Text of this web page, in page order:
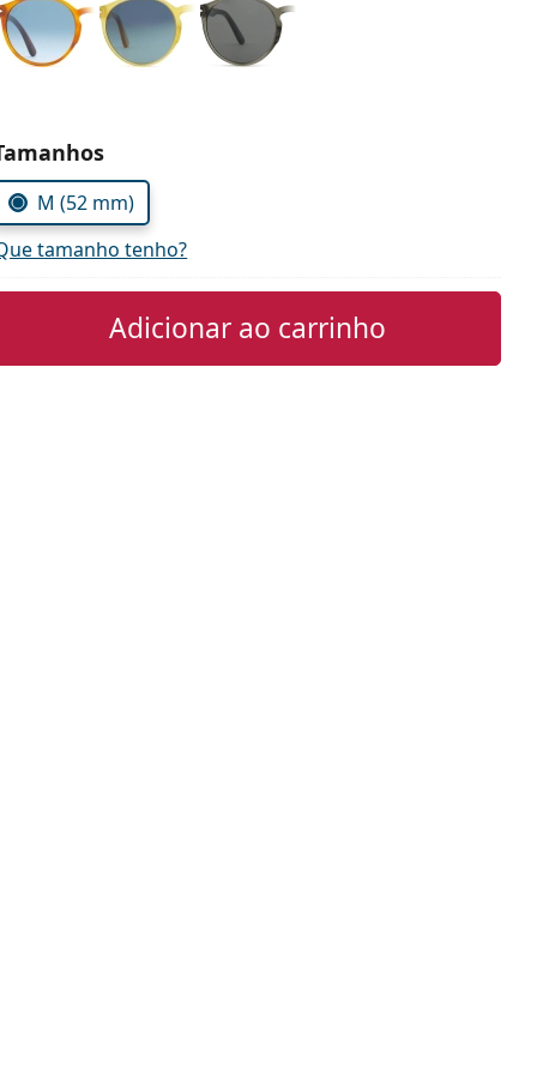
parâmetros
M (52 mm)
tamanho tenho?
Adicionar ao carrinho